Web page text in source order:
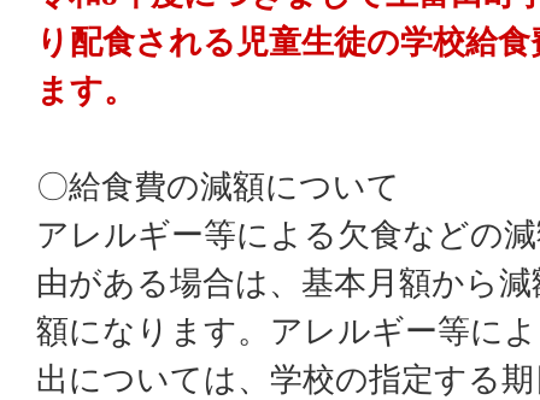
り配食される児童生徒の学校給
ます。
〇給食費の減額について
アレルギー等による欠食などの
由がある場合は、基本月額から
額になります。アレルギー等に
出については、学校の指定する